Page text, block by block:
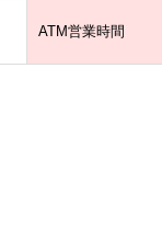
ATM営業時間